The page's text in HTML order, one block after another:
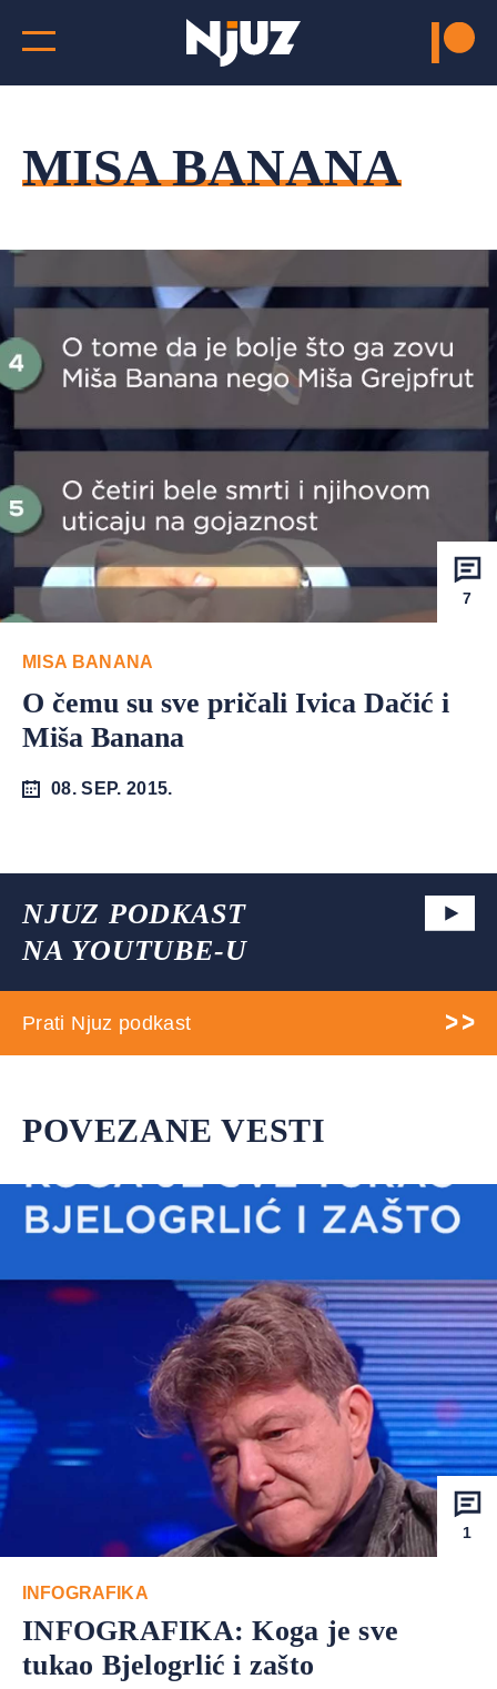
MISA BANANA
7
MISA BANANA
O čemu su sve pričali Ivica Dačić i
Miša Banana
08. SEP. 2015.
NJUZ PODKAST
NA YOUTUBE-U
Prati Njuz podkast
POVEZANE VESTI
1
INFOGRAFIKA
INFOGRAFIKA: Koga je sve
tukao Bjelogrlić i zašto